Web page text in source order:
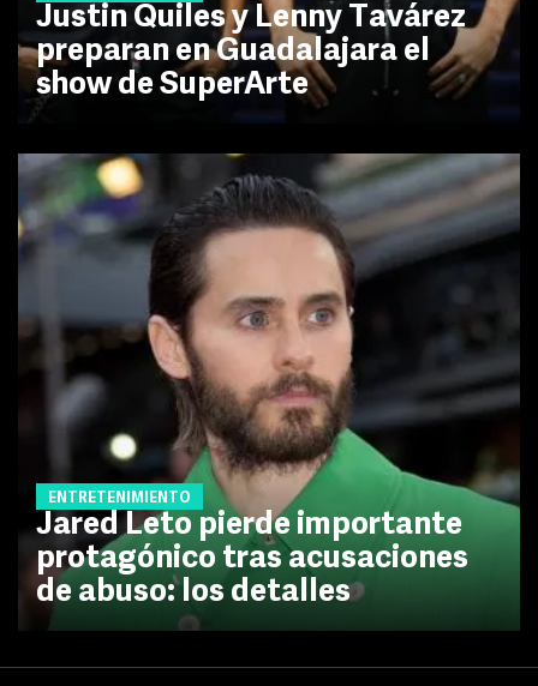
Justin Quiles y Lenny Tavárez
preparan en Guadalajara el
show de SuperArte
ENTRETENIMIENTO
Jared Leto pierde importante
protagónico tras acusaciones
de abuso: los detalles